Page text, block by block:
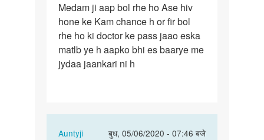
Medam
ji
aap
bol
rhe
Medam ji aap bol rhe ho Ase hiv
hone ke Kam chance h or fir bol
rhe ho ki doctor ke pass jaao eska
matlb ye h aapko bhi es baarye me
jydaa jaankari ni h
Auntyji
बुध, 05/06/2020 - 07:46 बजे
In